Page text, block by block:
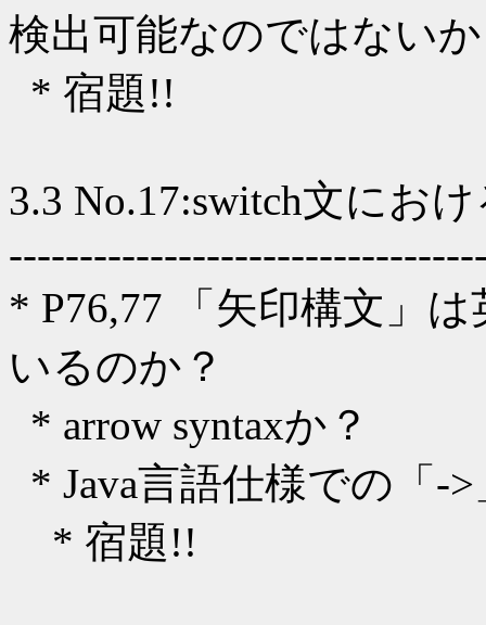
検出可能なのではない
* 宿題!!
3.3 No.17:switch文にお
* P76,77 「矢印構文」
いるのか？
* arrow syntaxか？
* Java言語仕様での「-
* 宿題!!